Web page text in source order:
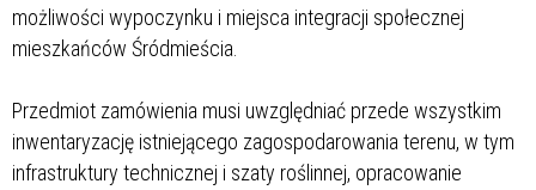
możliwości wypoczynku i miejsca integracji społecznej
mieszkańców Śródmieścia.
Przedmiot zamówienia musi uwzględniać przede wszystkim
inwentaryzację istniejącego zagospodarowania terenu, w tym
infrastruktury technicznej i szaty roślinnej, opracowanie